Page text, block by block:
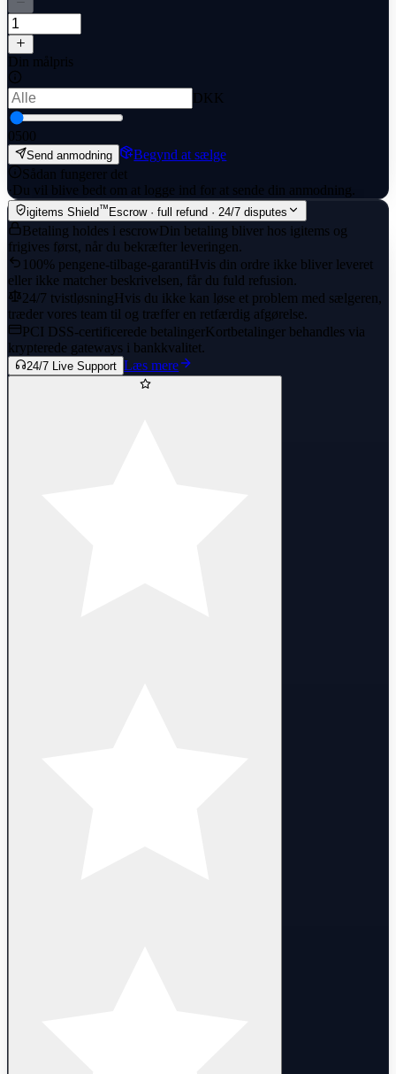
Din målpris
DKK
0500
Send anmodning
Begynd at sælge
Sådan fungerer det
· Du vil blive bedt om at logge ind for at sende din anmodning.
igitems Shield™Escrow · full refund · 24/7 disputes
Betaling holdes i escrowDin betaling bliver hos igitems og
frigives først, når du bekræfter leveringen.
100% pengene-tilbage-garantiHvis din ordre ikke bliver leveret
eller ikke matcher beskrivelsen, får du fuld refusion.
24/7 tvistløsningHvis du ikke kan løse et problem med sælgeren,
træder vores team til og træffer en retfærdig afgørelse.
PCI DSS-certificerede betalingerKortbetalinger behandles via
krypterede gateways i bankkvalitet.
24/7 Live Support Læs mere